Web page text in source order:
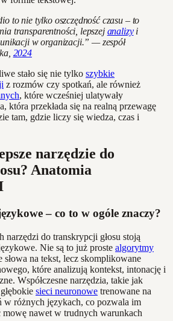
to nie tylko oszczędność czasu – to
transparentności, lepszej analizyi
w organizacji.” — zespół
2024
stało się nie tylko szybkie
z rozmów czy spotkań, ale również
, które wcześniej ulatywały
która przekłada się na realną przewagę
tam, gdzie liczy się wiedza, czas i
narzędzie do
Anatomia
– co to w ogóle znaczy?
narzędzi do transkrypcji głosu stoją
Nie są to już proste algorytmy
słowa na tekst, lecz skomplikowane
które analizują kontekst, intonację i
Współczesne narzędzia, takie jak
sieci neuronowe trenowane na
w różnych językach, co pozwala im
mowę nawet w trudnych warunkach